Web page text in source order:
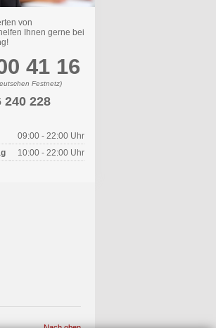
von
Ihnen gerne bei
41 16
Festnetz)
240 228
09:00 - 22:00 Uhr
10:00 - 22:00 Uhr